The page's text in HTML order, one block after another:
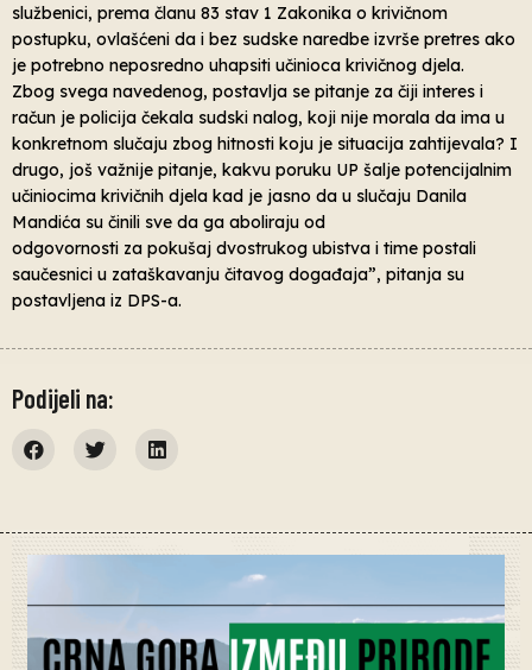
službenici, prema članu 83 stav 1 Zakonika o krivičnom
postupku, ovlašćeni da i bez sudske naredbe izvrše pretres ako
je potrebno neposredno uhapsiti učinioca krivičnog djela.
Zbog svega navedenog, postavlja se pitanje za čiji interes i
račun je policija čekala sudski nalog, koji nije morala da ima u
konkretnom slučaju zbog hitnosti koju je situacija zahtijevala? I
drugo, još važnije pitanje, kakvu poruku UP šalje potencijalnim
učiniocima krivičnih djela kad je jasno da u slučaju Danila
Mandića su činili sve da ga aboliraju od
odgovornosti za pokušaj dvostrukog ubistva i time postali
saučesnici u zataškavanju čitavog događaja”, pitanja su
postavljena iz DPS-a.
Podijeli na: